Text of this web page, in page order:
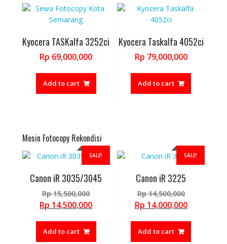
Kyocera TASKalfa 3252ci
Rp 69,000,000
Add to cart
Kyocera Taskalfa 4052ci
Rp 79,000,000
Add to cart
Mesin Fotocopy Rekondisi
SALE!
Canon iR 3035/3045
Rp15,500,000Original
price
Rp 14,500,000Current
Rp 14,500,000.
Add to cart
SALE!
Canon iR 3225
Rp14,500,000Original
price
Rp 14,000,000Current
Add to cart